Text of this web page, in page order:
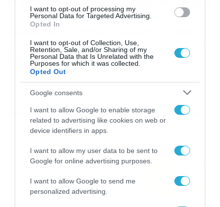
I want to opt-out of processing my
Personal Data for Targeted Advertising.
Opted In
I want to opt-out of Collection, Use,
Retention, Sale, and/or Sharing of my
Personal Data that Is Unrelated with the
Purposes for which it was collected.
Opted Out
Google consents
I want to allow Google to enable storage
related to advertising like cookies on web or
device identifiers in apps.
I want to allow my user data to be sent to
Google for online advertising purposes.
I want to allow Google to send me
personalized advertising.
01/04/2016 15:09
Διαμαντίδης ή απλά… διαμάντι! (video)
Ο Δημήτρης Διαμαντίδης, κορυφαίος παίκτης όλων των
εποχών, αποσύρεται το καλοκαίρι από τα γήπεδα και
το Dokari.gr σας θυμίζει γιατί ήταν, είναι και θα είναι
πάντα ένας και μοναδικός! Με ύψος μόλις 1,96 μ. αλλά με
τεράστιο ταλέντο ο Δημήτρης Διαμαντίδης αποτελεί
τομή στο Ελληνικό αλλά και Ευρωπαϊκό μπάσκετ. Ο «3D»
δεν παίζει απλά μπάσκετ, […]
Ροή Ειδήσεων
Καιρός Δεκαπενταύγουστο:
Η προοπτική εξέλιξης από
τον Σάκη Αρναούτογλου (vid)
08/08/2026 08:51